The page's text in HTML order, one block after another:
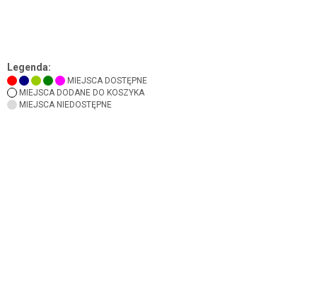
Legenda:
MIEJSCA DOSTĘPNE
MIEJSCA DODANE DO KOSZYKA
MIEJSCA NIEDOSTĘPNE